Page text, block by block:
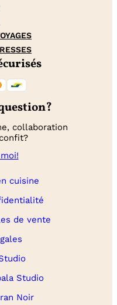
collaboration
cuisine
de vente
Studio
Noir